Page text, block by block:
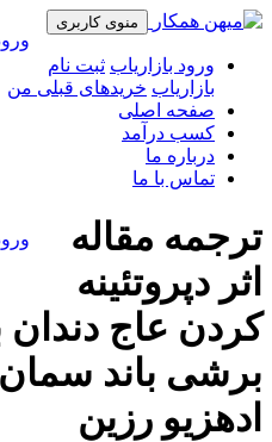
منوی کاربری
ورود بازاریاب ثبت نام
بازاریاب خریدهای قبلی من
صفحه اصلی
کسب درآمد
درباره ما
تماس با ما
ترجمه مقاله
اثر دپروتئینه
کردن عاج دندان
برشی باند
ادهزیو رزین